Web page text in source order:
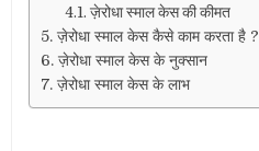
ज़ेरोधा स्माल केस की कीमत
ज़ेरोधा स्माल केस कैसे काम करता है ?
ज़ेरोधा स्माल केस के नुक्सान
ज़ेरोधा स्माल केस के लाभ